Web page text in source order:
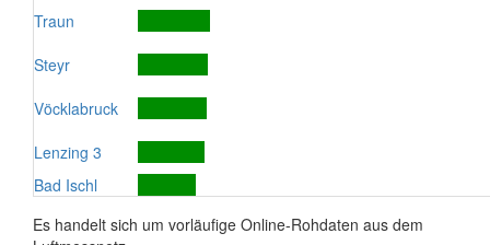
Traun
Steyr
Vöcklabruck
Lenzing 3
Bad Ischl
Es handelt sich um vorläufige Online-Rohdaten aus dem